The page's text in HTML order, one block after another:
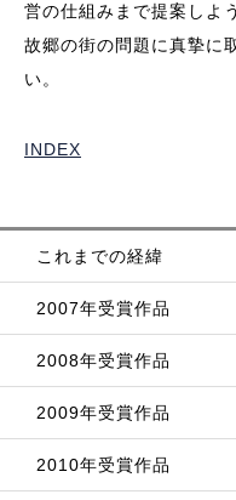
営の仕組みまで提案しよ
故郷の街の問題に真摯に
い。
INDEX
これまでの経緯
2007年受賞作品
2008年受賞作品
2009年受賞作品
2010年受賞作品